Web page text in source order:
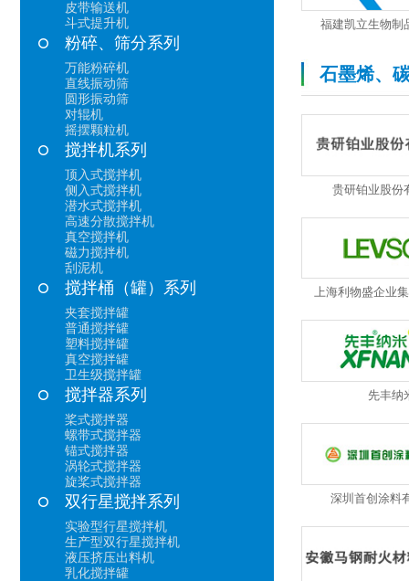
皮带输送机
斗式提升机
粉碎、筛分系列
万能粉碎机
直线振动筛
圆形振动筛
对辊机
摇摆颗粒机
搅拌机系列
顶入式搅拌机
侧入式搅拌机
潜水式搅拌机
高速分散搅拌机
真空搅拌机
磁力搅拌机
刮泥机
搅拌桶（罐）系列
夹套搅拌罐
普通搅拌罐
塑料搅拌罐
真空搅拌罐
卫生级搅拌罐
搅拌器系列
桨式搅拌器
螺带式搅拌器
锚式搅拌器
涡轮式搅拌器
旋桨式搅拌器
双行星搅拌系列
实验型行星搅拌机
生产型双行星搅拌机
液压挤压出料机
乳化搅拌罐
福建凯立生物制
石墨烯、
贵研铂业股份
上海利物盛企业
先丰纳
深圳首创涂料